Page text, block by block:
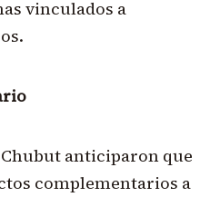
vinculados a
anticiparon que
complementarios a